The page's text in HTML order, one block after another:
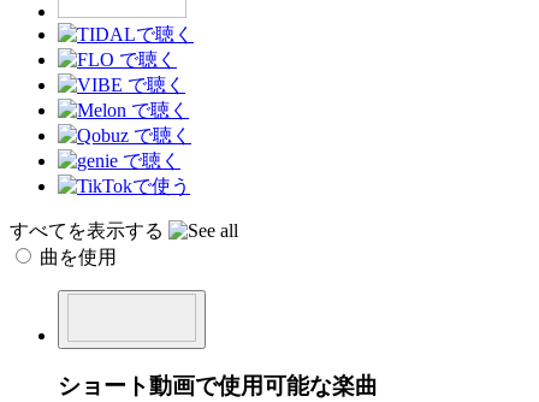
すべてを表示する
曲を使用
ショート動画で使用可能な楽曲